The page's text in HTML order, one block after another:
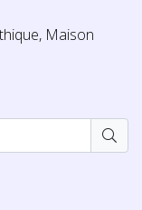
Maison